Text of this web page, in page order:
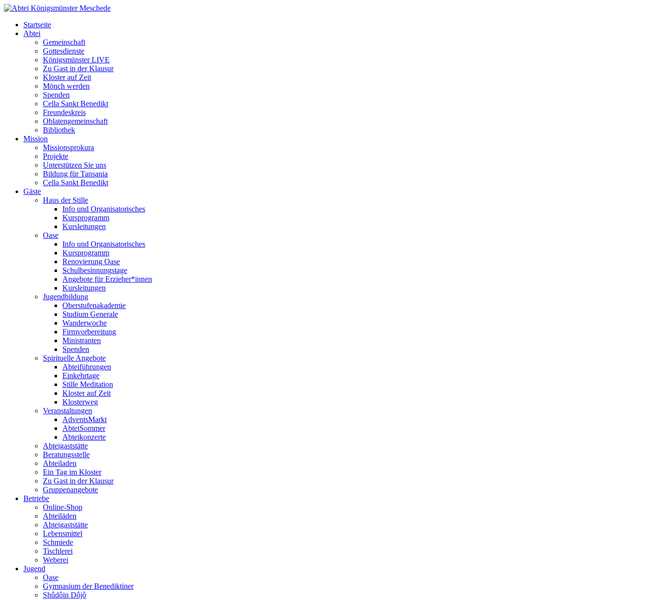
Startseite
Abtei
Gemeinschaft
Gottesdienste
Königsmünster LIVE
Zu Gast in der Klausur
Kloster auf Zeit
Mönch werden
Spenden
Cella Sankt Benedikt
Freundeskreis
Oblatengemeinschaft
Bibliothek
Mission
Missionsprokura
Projekte
Unterstützen Sie uns
Bildung für Tansania
Cella Sankt Benedikt
Gäste
Haus der Stille
Info und Organisatorisches
Kursprogramm
Kursleitungen
Oase
Info und Organisatorisches
Kursprogramm
Renovierung Oase
Schulbesinnungstage
Angebote für Erzieher*innen
Kursleitungen
Jugendbildung
Oberstufenakademie
Studium Generale
Wanderwoche
Firmvorbereitung
Ministranten
Spenden
Spirituelle Angebote
Abteiführungen
Einkehrtage
Stille Meditation
Kloster auf Zeit
Klosterweg
Veranstaltungen
AdventsMarkt
AbteiSommer
Abteikonzerte
Abteigaststätte
Beratungsstelle
Abteiladen
Ein Tag im Kloster
Zu Gast in der Klausur
Gruppenangebote
Betriebe
Online-Shop
Abteiläden
Abteigaststätte
Lebensmittel
Schmiede
Tischlerei
Weberei
Jugend
Oase
Gymnasium der Benediktiner
Shûdôin Dôjô